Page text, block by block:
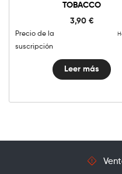
TOBACCO
3,90 €
Precio de la
suscripción
Leer más